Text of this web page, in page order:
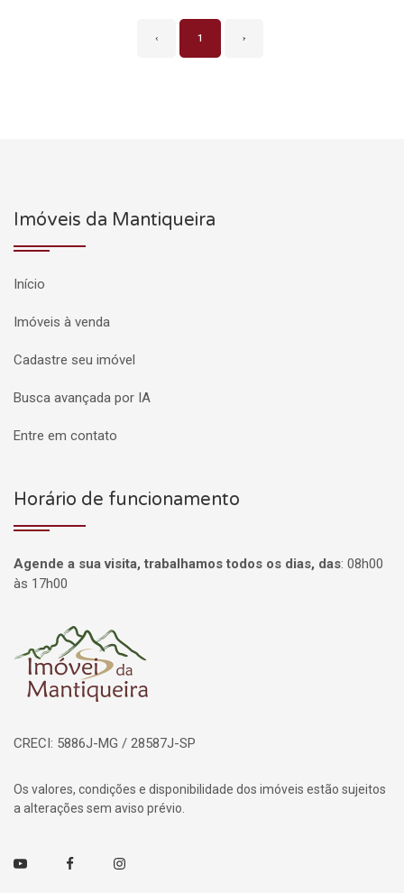
‹ 1 ›
Imóveis da Mantiqueira
Início
Imóveis à venda
Cadastre seu imóvel
Busca avançada por IA
Entre em contato
Horário de funcionamento
Agende a sua visita, trabalhamos todos os dias, das: 08h00
às 17h00
Página inicial
CRECI: 5886J-MG / 28587J-SP
Os valores, condições e disponibilidade dos imóveis estão sujeitos
a alterações sem aviso prévio.
Youtube FacebookInstagram